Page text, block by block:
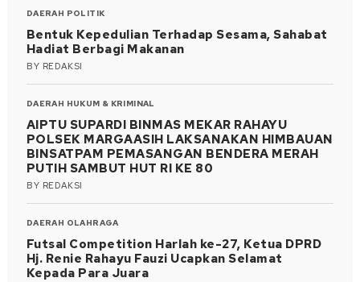
DAERAH POLITIK
Bentuk Kepedulian Terhadap Sesama, Sahabat
Hadiat Berbagi Makanan
BY REDAKSI
DAERAH HUKUM & KRIMINAL
AIPTU SUPARDI BINMAS MEKAR RAHAYU
POLSEK MARGAASIH LAKSANAKAN HIMBAUAN
BINSATPAM PEMASANGAN BENDERA MERAH
PUTIH SAMBUT HUT RI KE 80
BY REDAKSI
DAERAH OLAHRAGA
Futsal Competition Harlah ke-27, Ketua DPRD
Hj. Renie Rahayu Fauzi Ucapkan Selamat
Kepada Para Juara